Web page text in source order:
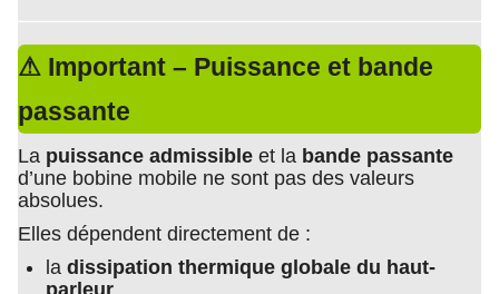
⚠ Important – Puissance et bande
passante
La puissance admissible et la bande passante
d’une bobine mobile ne sont pas des valeurs
absolues.
Elles dépendent directement de :
la dissipation thermique globale du haut-